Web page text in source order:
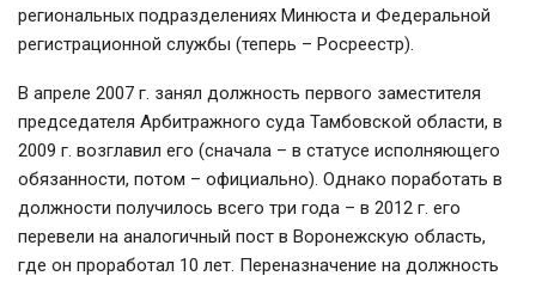
региональных подразделениях Минюста и Федеральной
регистрационной службы (теперь – Росреестр).
В апреле 2007 г. занял должность первого заместителя
председателя Арбитражного суда Тамбовской области, в
2009 г. возглавил его (сначала – в статусе исполняющего
обязанности, потом – официально). Однако поработать в
должности получилось всего три года – в 2012 г. его
перевели на аналогичный пост в Воронежскую область,
где он проработал 10 лет. Переназначение на должность